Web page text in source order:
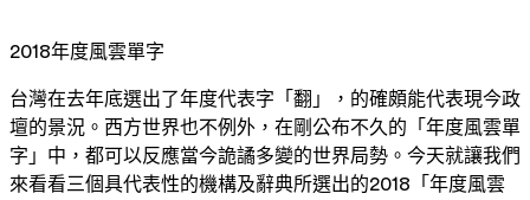
2018年度風雲單字
台灣在去年底選出了年度代表字「翻」，的確頗能代表現今政
壇的景況。西方世界也不例外，在剛公布不久的「年度風雲單
字」中，都可以反應當今詭譎多變的世界局勢。今天就讓我們
來看看三個具代表性的機構及辭典所選出的2018「年度風雲